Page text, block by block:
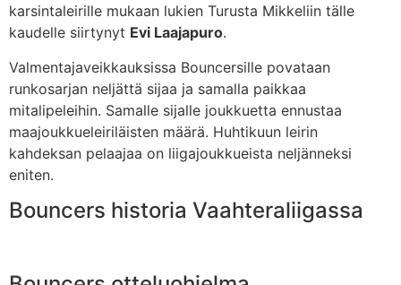
karsintaleirille mukaan lukien Turusta Mikkeliin tälle
kaudelle siirtynyt Evi Laajapuro.
Valmentajaveikkauksissa Bouncersille povataan
runkosarjan neljättä sijaa ja samalla paikkaa
mitalipeleihin. Samalle sijalle joukkuetta ennustaa
maajoukkueleiriläisten määrä. Huhtikuun leirin
kahdeksan pelaajaa on liigajoukkueista neljänneksi
eniten.
Bouncers historia Vaahteraliigassa